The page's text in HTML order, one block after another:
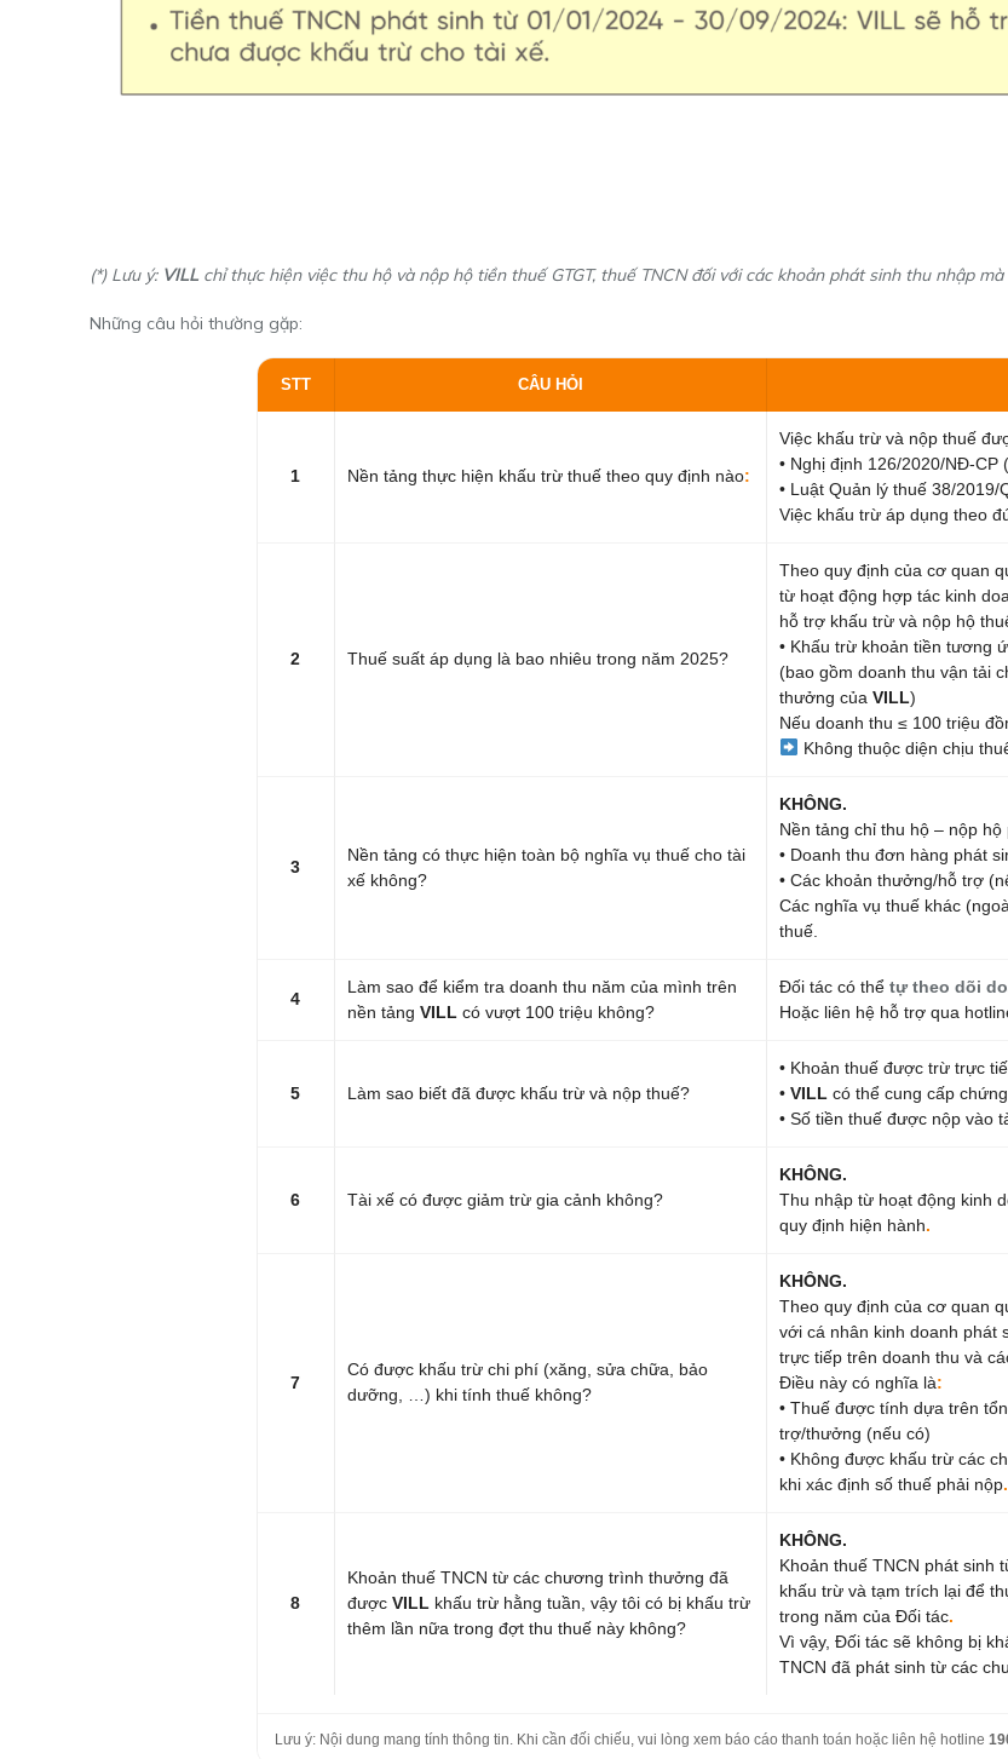
(*) Lưu ý: VILL chỉ thực hiện việc thu hộ và nộp hộ tiền thuế GTGT, thuế TNCN đối với các khoản phát sinh thu nhập
Những câu hỏi thường gặp:
STT CÂU HỎI
1 Nền tảng thực hiện khấu trừ thuế theo quy định nào:
Việc khấu trừ và nộp thuế
• Nghị định 126/2020/NĐ-
• Luật Quản lý thuế 38/2019/
Việc khấu trừ áp dụng theo
2 Thuế suất áp dụng là bao nhiêu trong năm 2025?
Theo quy định của cơ quan
từ hoạt động hợp tác kinh
hỗ trợ khấu trừ và nộp hộ
• Khấu trừ khoản tiền tương
(bao gồm doanh thu vận tải
thưởng của VILL)
Nếu doanh thu ≤ 100 triệu
Không thuộc diện chịu
3
Nền tảng có thực hiện toàn bộ nghĩa vụ thuế cho tài
xế không?
KHÔNG.
Nền tảng chỉ thu hộ – nộp
• Doanh thu đơn hàng phát
• Các khoản thưởng/hỗ trợ
Các nghĩa vụ thuế khác
thuế.
4
Làm sao để kiểm tra doanh thu năm của mình trên
nền tảng VILL có vượt 100 triệu không?
Đối tác có thể tự theo dõi
Hoặc liên hệ hỗ trợ qua
5 Làm sao biết đã được khấu trừ và nộp thuế?
• Khoản thuế được trừ trực
• VILL có thể cung cấp
• Số tiền thuế được nộp vào
6 Tài xế có được giảm trừ gia cảnh không?
KHÔNG.
Thu nhập từ hoạt động kinh
quy định hiện hành.
7
Có được khấu trừ chi phí (xăng, sửa chữa, bảo
dưỡng, …) khi tính thuế không?
KHÔNG.
Theo quy định của cơ quan
với cá nhân kinh doanh phát
trực tiếp trên doanh thu và
Điều này có nghĩa là:
• Thuế được tính dựa trên
trợ/thưởng (nếu có)
• Không được khấu trừ các
khi xác định số thuế phải nộp.
8
Khoản thuế TNCN từ các chương trình thưởng đã
được VILL khấu trừ hằng tuần, vậy tôi có bị khấu trừ
thêm lần nữa trong đợt thu thuế này không?
KHÔNG.
Khoản thuế TNCN phát
khấu trừ và tạm trích lại để
trong năm của Đối tác.
Vì vậy, Đối tác sẽ không bị
TNCN đã phát sinh từ các
Lưu ý: Nội dung mang tính thông tin. Khi cần đối chiếu, vui lòng xem báo cáo thanh toán hoặc liên hệ hotline